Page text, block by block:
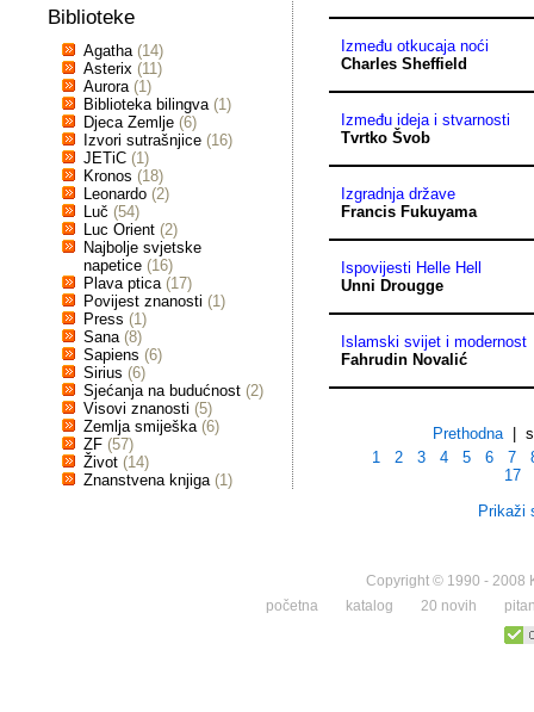
Biblioteke
Agatha (14)
Asterix (11)
Aurora (1)
Biblioteka bilingva (1)
Djeca Zemlje (6)
Izvori sutrašnjice (16)
JETiC (1)
Kronos (18)
Leonardo (2)
Luč (54)
Luc Orient (2)
Najbolje svjetske
napetice (16)
Plava ptica (17)
Povijest znanosti (1)
Press (1)
Sana (8)
Sapiens (6)
Sirius (6)
Sjećanja na budućnost (2)
Visovi znanosti (5)
Zemlja smiješka (6)
ZF (57)
Život (14)
Znanstvena knjiga (1)
Između otkucaja noći
Charles Sheffield
Između ideja i stvarnosti
Tvrtko Švob
Izgradnja države
Francis Fukuyama
Ispovijesti Helle Hell
Unni Drougge
Islamski svijet i modernost
Fahrudin Novalić
Prethodna|
1
2 3 4 5 6 7
17
Prikaži
Copyright © 1990 - 2008
početna
katalog 20 novih